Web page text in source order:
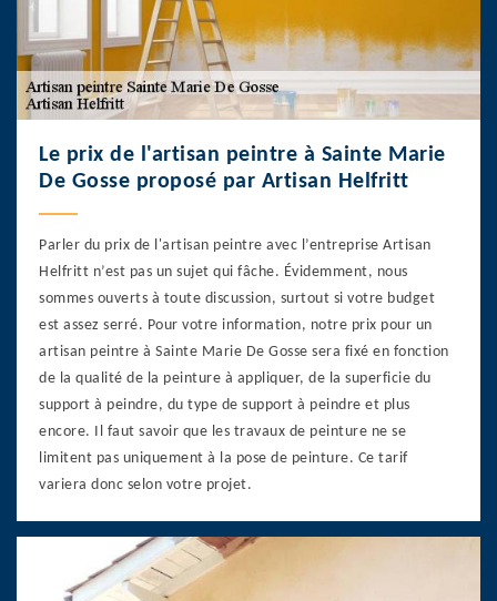
Le prix de l'artisan peintre à Sainte Marie
De Gosse proposé par Artisan Helfritt
Parler du prix de l'artisan peintre avec l’entreprise Artisan
Helfritt n’est pas un sujet qui fâche. Évidemment, nous
sommes ouverts à toute discussion, surtout si votre budget
est assez serré. Pour votre information, notre prix pour un
artisan peintre à Sainte Marie De Gosse sera fixé en fonction
de la qualité de la peinture à appliquer, de la superficie du
support à peindre, du type de support à peindre et plus
encore. Il faut savoir que les travaux de peinture ne se
limitent pas uniquement à la pose de peinture. Ce tarif
variera donc selon votre projet.